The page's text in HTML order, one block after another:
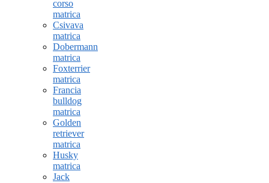
corso
matrica
Csivava
matrica
Dobermann
matrica
Foxterrier
matrica
Francia
bulldog
matrica
Golden
retriever
matrica
Husky
matrica
Jack